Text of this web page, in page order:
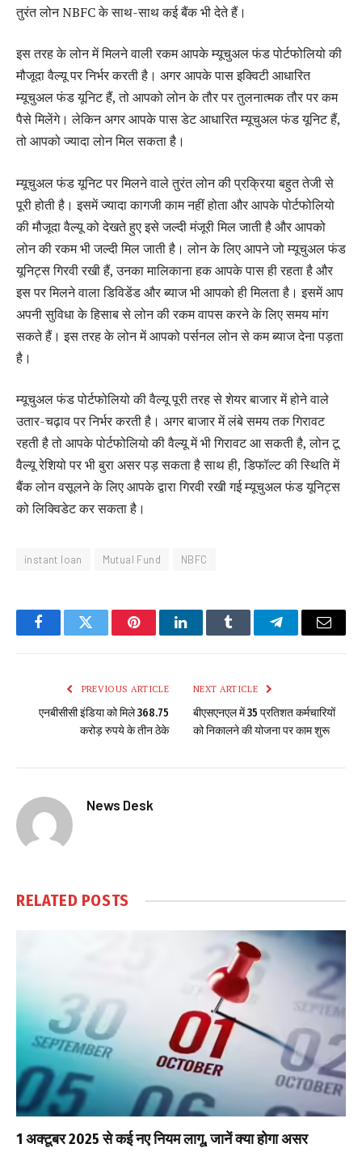
तुरंत लोन NBFC के साथ-साथ कई बैंक भी देते हैं।
इस तरह के लोन में मिलने वाली रकम आपके म्यूचुअल फंड पोर्टफोलियो की
मौजूदा वैल्यू पर निर्भर करती है। अगर आपके पास इक्विटी आधारित
म्यूचुअल फंड यूनिट हैं, तो आपको लोन के तौर पर तुलनात्मक तौर पर कम
पैसे मिलेंगे। लेकिन अगर आपके पास डेट आधारित म्यूचुअल फंड यूनिट हैं,
तो आपको ज्यादा लोन मिल सकता है।
म्यूचुअल फंड यूनिट पर मिलने वाले तुरंत लोन की प्रक्रिया बहुत तेजी से
पूरी होती है। इसमें ज्यादा कागजी काम नहीं होता और आपके पोर्टफोलियो
की मौजूदा वैल्यू को देखते हुए इसे जल्दी मंजूरी मिल जाती है और आपको
लोन की रकम भी जल्दी मिल जाती है। लोन के लिए आपने जो म्यूचुअल फंड
यूनिट्स गिरवी रखी हैं, उनका मालिकाना हक आपके पास ही रहता है और
इस पर मिलने वाला डिविडेंड और ब्याज भी आपको ही मिलता है। इसमें आप
अपनी सुविधा के हिसाब से लोन की रकम वापस करने के लिए समय मांग
सकते हैं। इस तरह के लोन में आपको पर्सनल लोन से कम ब्याज देना पड़ता
है।
म्यूचुअल फंड पोर्टफोलियो की वैल्यू पूरी तरह से शेयर बाजार में होने वाले
उतार-चढ़ाव पर निर्भर करती है। अगर बाजार में लंबे समय तक गिरावट
रहती है तो आपके पोर्टफोलियो की वैल्यू में भी गिरावट आ सकती है, लोन टू
वैल्यू रेशियो पर भी बुरा असर पड़ सकता है साथ ही, डिफॉल्ट की स्थिति में
बैंक लोन वसूलने के लिए आपके द्वारा गिरवी रखी गई म्यूचुअल फंड यूनिट्स
को लिक्विडेट कर सकता है।
instant loan Mutual Fund NBFC
FacebookTwitter PinterestLinkedInTumblr TelegramEmail
PREVIOUS ARTICLE
एनबीसीसी इंडिया को मिले 368.75
करोड़ रुपये के तीन ठेके
NEXT ARTICLE
बीएसएनएल में 35 प्रतिशत कर्मचारियों
को निकालने की योजना पर काम शुरू
News Desk
RELATED POSTS
1 अक्टूबर 2025 से कई नए नियम लागू, जानें क्या होगा असर